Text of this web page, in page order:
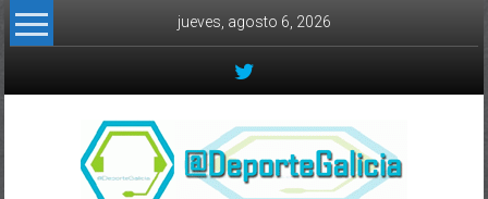
Skip to content
jueves, agosto 6, 2026